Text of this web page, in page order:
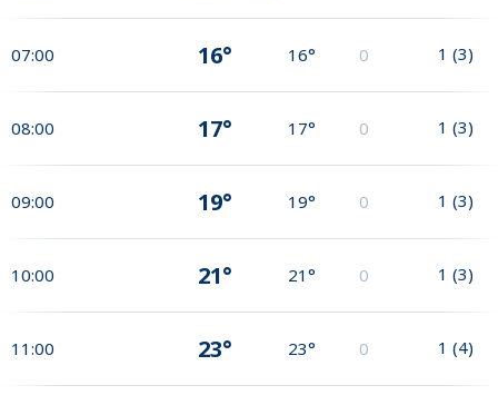
07:00 16° 16° 0 1 (3)
08:00 17° 17° 0 1 (3)
09:00 19° 19° 0 1 (3)
10:00 21° 21° 0 1 (3)
11:00 23° 23° 0 1 (4)